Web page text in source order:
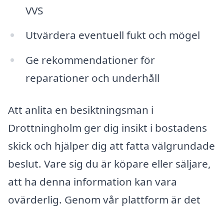
VVS
Utvärdera eventuell fukt och mögel
Ge rekommendationer för
reparationer och underhåll
Att anlita en besiktningsman i
Drottningholm ger dig insikt i bostadens
skick och hjälper dig att fatta välgrundade
beslut. Vare sig du är köpare eller säljare,
att ha denna information kan vara
ovärderlig. Genom vår plattform är det